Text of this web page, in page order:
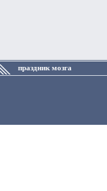
праздник мозга